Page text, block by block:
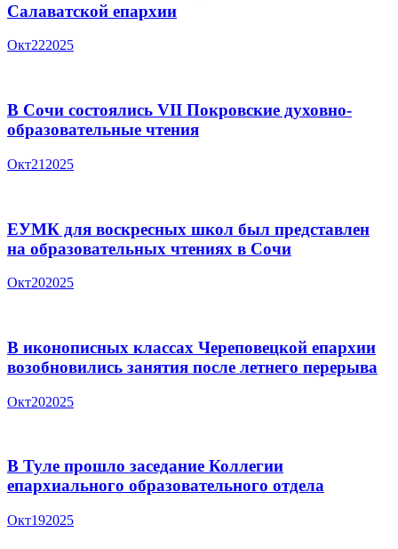
Салаватской епархии
Окт222025
В Сочи состоялись VII Покровские духовно-
образовательные чтения
Окт21 2025
ЕУМК для воскресных школ был представлен
на образовательных чтениях в Сочи
Окт202025
В иконописных классах Череповецкой епархии
возобновились занятия после летнего перерыва
Окт202025
В Туле прошло заседание Коллегии
епархиального образовательного отдела
Окт192025